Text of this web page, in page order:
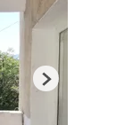
Next